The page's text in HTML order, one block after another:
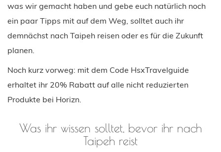
was wir gemacht haben und gebe euch natürlich noch
ein paar Tipps mit auf dem Weg, solltet auch ihr
demnächst nach Taipeh reisen oder es für die Zukunft
planen.
Noch kurz vorweg: mit dem Code HsxTravelguide
erhaltet ihr 20% Rabatt auf alle nicht reduzierten
Produkte bei Horizn.
Was ihr wissen solltet, bevor ihr nach
Taipeh reist